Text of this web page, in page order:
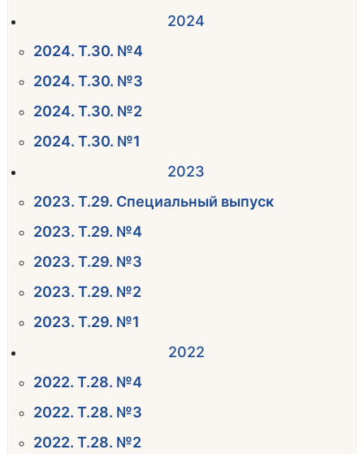
2024
2024. Т.30. №4
2024. Т.30. №3
2024. Т.30. №2
2024. Т.30. №1
2023
2023. Т.29. Специальный выпуск
2023. Т.29. №4
2023. Т.29. №3
2023. Т.29. №2
2023. Т.29. №1
2022
2022. Т.28. №4
2022. Т.28. №3
2022. Т.28. №2